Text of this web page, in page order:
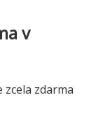
v
zdarma